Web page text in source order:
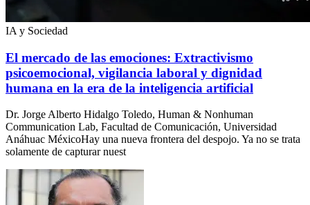
IA y Sociedad
El mercado de las emociones: Extractivismo
psicoemocional, vigilancia laboral y dignidad
humana en la era de la inteligencia artificial
Dr. Jorge Alberto Hidalgo Toledo, Human & Nonhuman
Communication Lab, Facultad de Comunicación, Universidad
Anáhuac MéxicoHay una nueva frontera del despojo. Ya no se trata
solamente de capturar nuest